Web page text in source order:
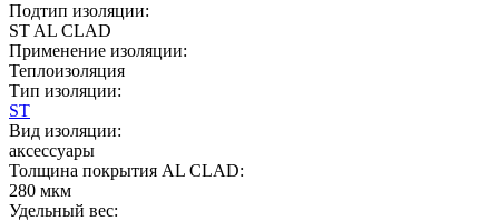
Подтип изоляции:
ST AL CLAD
Применение изоляции:
Теплоизоляция
Тип изоляции:
ST
Вид изоляции:
аксессуары
Толщина покрытия AL CLAD:
280 мкм
Удельный вес: